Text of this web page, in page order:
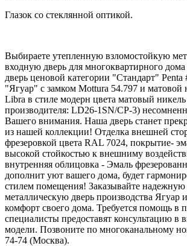
Глазок со стеклянной оптикой.
Выбираете утепленную взломостойкую
входную дверь для многоквартирного
дверь ценовой категории "Стандарт" Penta
"Ягуар" с замком Mottura 54.797 и матовой
Libra в стиле модерн цвета матовый
производителя: LD26-1SN/CP-3)
Вашего внимания. Наша дверь станет
из нашей коллекции! Отделка внешней
фрезеровкой цвета RAL 7024, покрытие-
высокой стойкостью к внешниму
внутренняя облицовка - Эмаль
дополнит уют вашего дома, будет
стилем помещения! Заказывайте
металлическую дверь производства Ягуар
комфорт своего дома. Требуется помощь в
специалисты предоставят консультацию в
модели. Позвоните по многоканальному
74-74 (Москва).